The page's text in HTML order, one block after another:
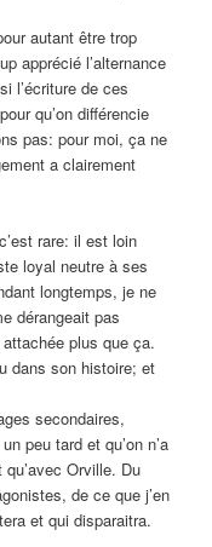
autant être trop
apprécié l’alternance
l’écriture de ces
qu’on différencie
pas: pour moi, ça ne
a clairement
rare: il est loin
loyal neutre à ses
longtemps, je ne
dérangeait pas
plus que ça.
dans son histoire; et
secondaires,
peu tard et qu’on n’a
Orville. Du
de ce que j’en
et qui disparaitra.